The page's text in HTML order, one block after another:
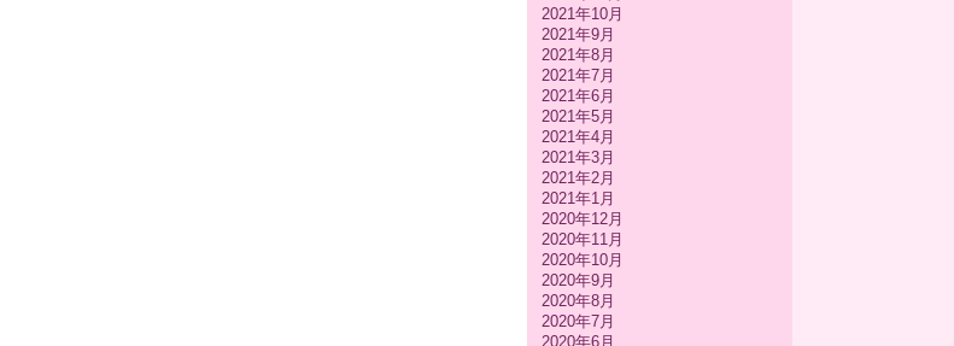
2021年10月
2021年9月
2021年8月
2021年7月
2021年6月
2021年5月
2021年4月
2021年3月
2021年2月
2021年1月
2020年12月
2020年11月
2020年10月
2020年9月
2020年8月
2020年7月
2020年6月